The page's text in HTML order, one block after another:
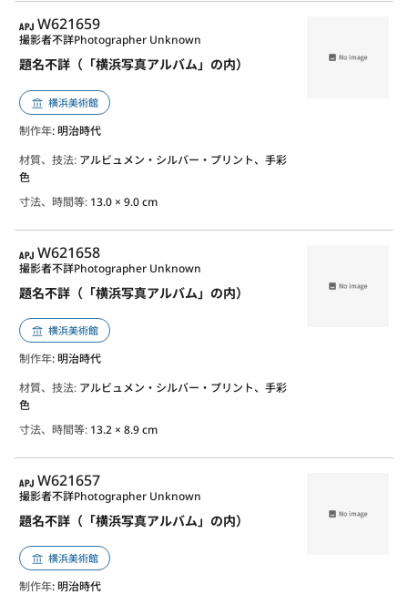
APJ
W621659
題名不詳（「横浜写真アルバム」の内）
撮影者不詳Photographer Unknown
横浜美術館
制作年: 明治時代
材質、技法: アルビュメン・シルバー・プリント、手彩
色
寸法、時間等: 13.0 × 9.0 cm
APJ
W621658
題名不詳（「横浜写真アルバム」の内）
撮影者不詳Photographer Unknown
横浜美術館
制作年: 明治時代
材質、技法: アルビュメン・シルバー・プリント、手彩
色
寸法、時間等: 13.2 × 8.9 cm
APJ
W621657
題名不詳（「横浜写真アルバム」の内）
撮影者不詳Photographer Unknown
横浜美術館
制作年: 明治時代